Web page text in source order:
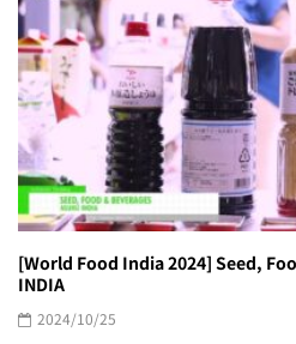
[World Food India 2024] Seed,
INDIA
2024/10/25